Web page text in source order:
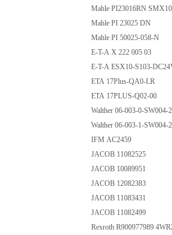
Mahle PI23016RN
Mahle PI 23025 DN
Mahle PI 50025-058-N
E-T-A X 222 005 03
E-T-A ESX10-S103-
ETA 17Plus-QA0-LR
ETA 17PLUS-Q02-00
Walther 06-003-0-SW004-
Walther 06-003-1-SW004-
IFM AC2459
JACOB 11082525
JACOB 10089951
JACOB 12082383
JACOB 11083431
JACOB 11082499
Rexroth R900977989